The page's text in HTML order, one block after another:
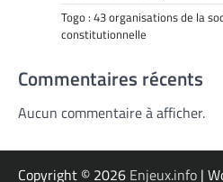
Togo : 43 organisations de la
constitutionnelle
Commentaires récents
Aucun commentaire à afficher.
Copyright © 2026 Enjeux.info |